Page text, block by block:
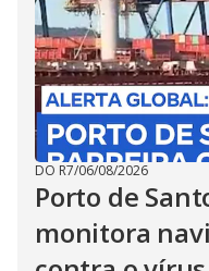
DO R7/06/08/2026
Porto de
monitora